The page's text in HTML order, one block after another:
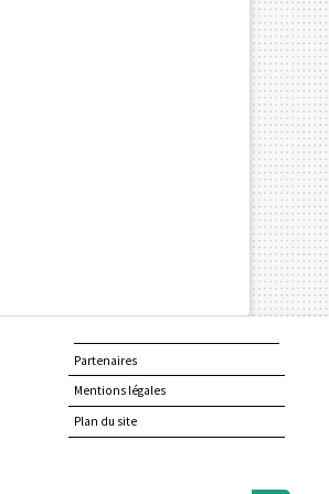
Partenaires
Mentions légales
Plan du site